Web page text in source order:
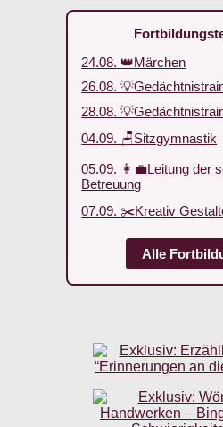
24.08. 👑Märchen
26.08.
28.08.
04.09. 🪑Sitzgymnastik
05.09. 👩‍💼Leitung der
Betreuung
07.09. ✂️Kreativ
Alle